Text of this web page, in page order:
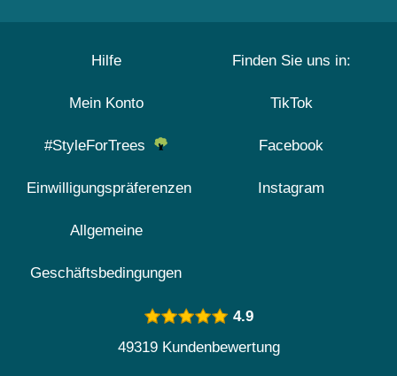
Hilfe
Mein Konto
#StyleForTrees
Einwilligungspräferenzen
Allgemeine
Geschäftsbedingungen
Finden Sie uns in:
TikTok
Facebook
Instagram
4.9
49319 Kundenbewertung